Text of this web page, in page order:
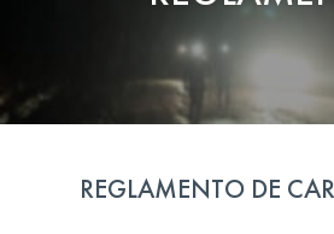
REGLAMENTO DE